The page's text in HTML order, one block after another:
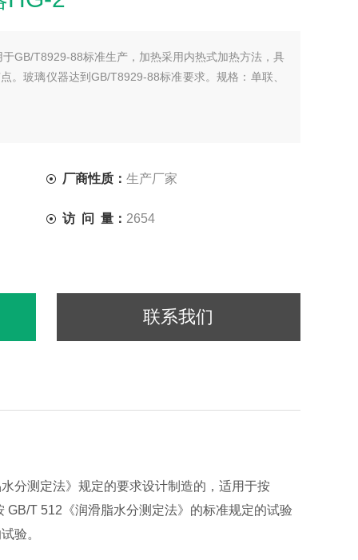
GB/T8929-88标准生产，加热采用内热式加热方法，具
。玻璃仪器达到GB/T8929-88标准要求。规格：单联、
厂商性质： 生产厂家
访 问 量： 2654
联系我们
分测定法》规定的要求设计制造的，适用于按
T 512《润滑脂水分测定法》的标准规定的试验
验。